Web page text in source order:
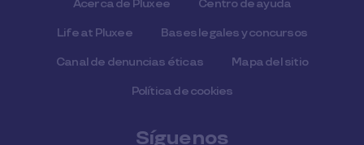
Acerca de Pluxee Centro de ayuda
Life at Pluxee Bases legales y concursos
Canal de denuncias éticas Mapa del sitio
Política de cookies
Síguenos